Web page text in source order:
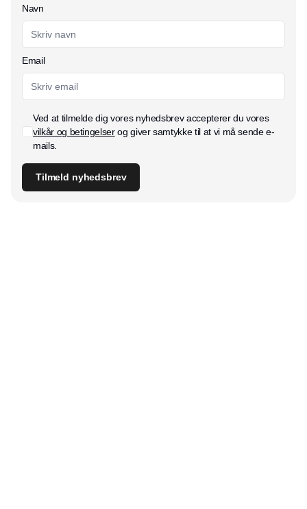
Navn
Email
Ved at tilmelde dig vores nyhedsbrev accepterer du vores
vilkår og betingelserog giver samtykke til at vi må sende e-
mails.
Tilmeld nyhedsbrev